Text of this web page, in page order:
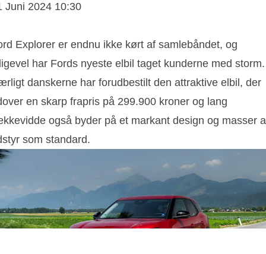
Juni 2024 10:30
Explorer er endnu ikke kørt af samlebåndet, og
har Fords nyeste elbil taget kunderne med storm.
danskerne har forudbestilt den attraktive elbil, der
en skarp frapris på 299.900 kroner og lang
også byder på et markant design og masser
som standard.